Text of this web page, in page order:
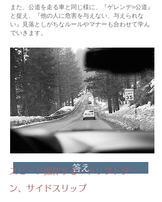
また、公道を走る車と同じ様に、『ゲレンデ=公道』
と捉え、『他の人に危害を与えない、与えられな
い』見落としがちなルールやマナーも合わせて学ん
でいきます。
答え
スピード操作する＝ドリフトター
ン、サイドスリップ